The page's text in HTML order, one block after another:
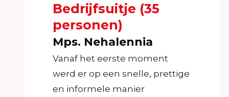
Bedrijfsuitje (35
personen)
Mps. Nehalennia
Vanaf het eerste moment
werd er op een snelle, prettige
en informele manier